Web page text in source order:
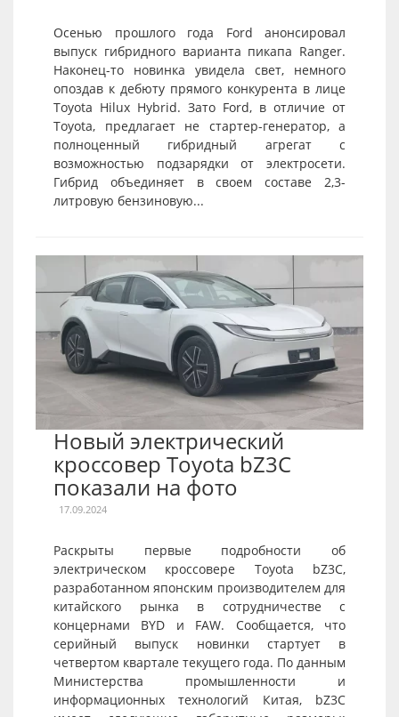
Осенью прошлого года Ford анонсировал
выпуск гибридного варианта пикапа Ranger.
Наконец-то новинка увидела свет, немного
опоздав к дебюту прямого конкурента в лице
Toyota Hilux Hybrid. Зато Ford, в отличие от
Toyota, предлагает не стартер-генератор, а
полноценный гибридный агрегат с
возможностью подзарядки от электросети.
Гибрид объединяет в своем составе 2,3-
литровую бензиновую...
Новый электрический
кроссовер Toyota bZ3C
показали на фото
17.09.2024
Раскрыты первые подробности об
электрическом кроссовере Toyota bZ3C,
разработанном японским производителем для
китайского рынка в сотрудничестве с
концернами BYD и FAW. Сообщается, что
серийный выпуск новинки стартует в
четвертом квартале текущего года. По данным
Министерства промышленности и
информационных технологий Китая, bZ3C